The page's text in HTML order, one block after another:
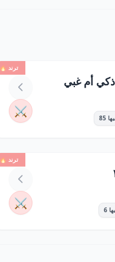
ترند 🔥
أم غبي
85
⚔️
ترند 🔥
6
⚔️